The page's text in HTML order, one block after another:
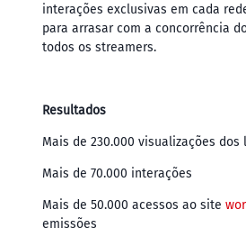
interações exclusivas em cada
para arrasar com a concorrência
todos os streamers.
Resultados
Mais de 230.000 visualizações dos
Mais de 70.000 interações
Mais de 50.000 acessos ao site
emissões